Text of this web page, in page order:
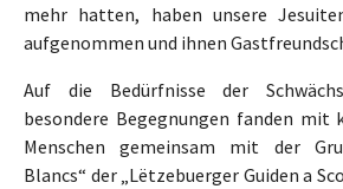
mehr hatten, haben unsere
aufgenommen und ihnen
Auf die Bedürfnisse der
besondere Begegnungen fanden mit
Menschen gemeinsam mit der
Blancs“ der „Lëtzebuerger Guiden a